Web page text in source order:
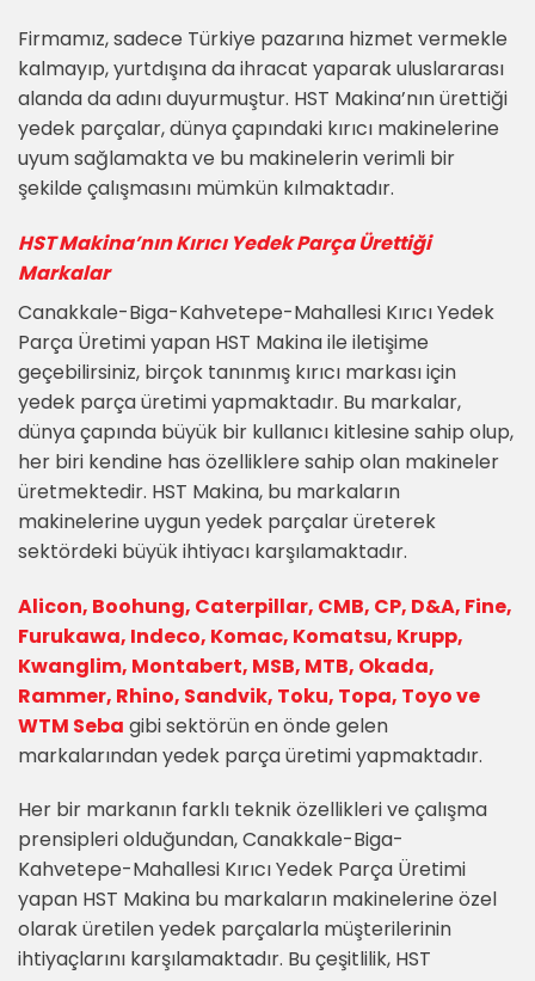
Firmamız, sadece Türkiye pazarına hizmet vermekle
kalmayıp, yurtdışına da ihracat yaparak uluslararası
alanda da adını duyurmuştur. HST Makina’nın ürettiği
yedek parçalar, dünya çapındaki kırıcı makinelerine
uyum sağlamakta ve bu makinelerin verimli bir
şekilde çalışmasını mümkün kılmaktadır.
HST Makina’nın Kırıcı Yedek Parça Ürettiği
Markalar
Canakkale-Biga-Kahvetepe-Mahallesi Kırıcı Yedek
Parça Üretimi yapan HST Makina ile iletişime
geçebilirsiniz, birçok tanınmış kırıcı markası için
yedek parça üretimi yapmaktadır. Bu markalar,
dünya çapında büyük bir kullanıcı kitlesine sahip olup,
her biri kendine has özelliklere sahip olan makineler
üretmektedir. HST Makina, bu markaların
makinelerine uygun yedek parçalar üreterek
sektördeki büyük ihtiyacı karşılamaktadır.
Alicon, Boohung, Caterpillar, CMB, CP, D&A, Fine,
Furukawa, Indeco, Komac, Komatsu, Krupp,
Kwanglim, Montabert, MSB, MTB, Okada,
Rammer, Rhino, Sandvik, Toku, Topa, Toyo ve
WTM Seba gibi sektörün en önde gelen
markalarından yedek parça üretimi yapmaktadır.
Her bir markanın farklı teknik özellikleri ve çalışma
prensipleri olduğundan, Canakkale-Biga-
Kahvetepe-Mahallesi Kırıcı Yedek Parça Üretimi
yapan HST Makina bu markaların makinelerine özel
olarak üretilen yedek parçalarla müşterilerinin
ihtiyaçlarını karşılamaktadır. Bu çeşitlilik, HST